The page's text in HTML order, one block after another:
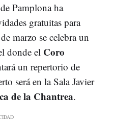
Pamplona ha
gratuitas para
marzo se celebra un
donde el Coro
un repertorio de
será en la Sala Javier
de la Chantrea.